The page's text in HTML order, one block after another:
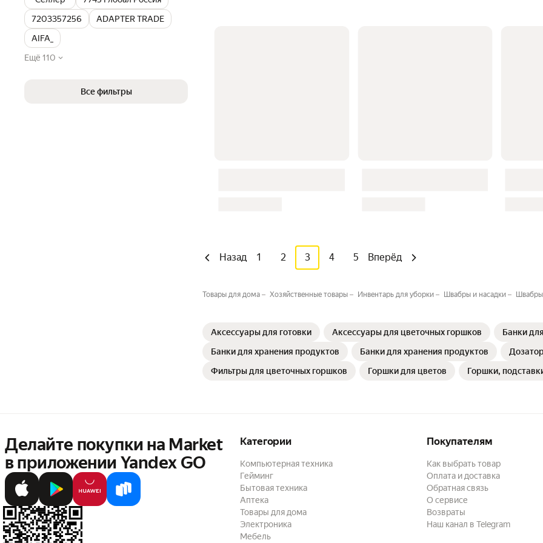
7203357256
ADAPTER TRADE
AIFA_
Ещё 110
Все фильтры
Назад 1 2 3 4 5 Вперёд
Товары для дома Хозяйственные товары Инвентарь для уборки Швабры и насадки
Аксессуары для готовки Аксессуары для цветочных горшков
Банки
Банки для хранения продуктов
Банки для хранения продуктов
Фильтры для цветочных горшков
Горшки для цветов Горшки,
Делайте покупки на Market
в приложении Yandex GO
Категории
Компьютерная техника
Гейминг
Бытовая техника
Аптека
Товары для дома
Электроника
Мебель
Покупателям
Как выбрать товар
Оплата и доставка
Обратная связь
О сервисе
Возвраты
Наш канал в Telegram